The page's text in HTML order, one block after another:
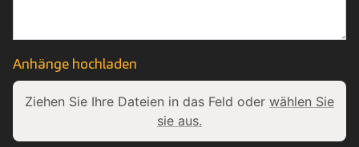
Anhänge hochladen
Ziehen Sie Ihre Dateien in das Feld oder wählen Sie
sie aus.